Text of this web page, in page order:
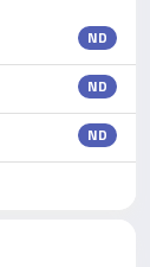
ND
ND
ND